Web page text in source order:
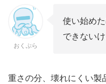
おくぷら
使い始め
できない
重さの分、壊れにくい製